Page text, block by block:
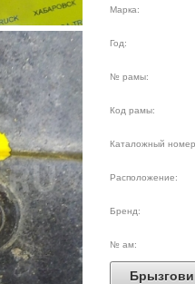
Марка:
Год:
№ рамы:
Код рамы:
Каталожный
Расположение:
Бренд:
№ ам: